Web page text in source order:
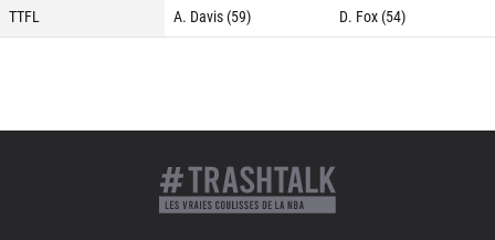
TTFL A. Davis (59) D. Fox (54)